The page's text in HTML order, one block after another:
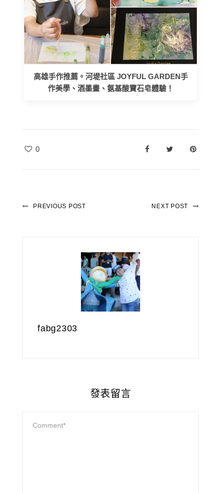
高雄手作推薦。河堤社區 JOYFUL GARDEN手
作美學、酒墨畫、氨基酸寶石皂體驗！
0
PREVIOUS POST NEXT POST
fabg2303
發表留言